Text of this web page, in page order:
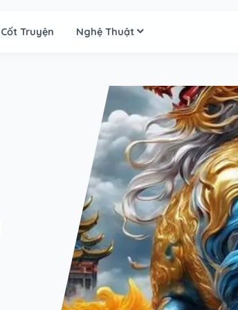
Cốt Truyện Nghệ Thuật